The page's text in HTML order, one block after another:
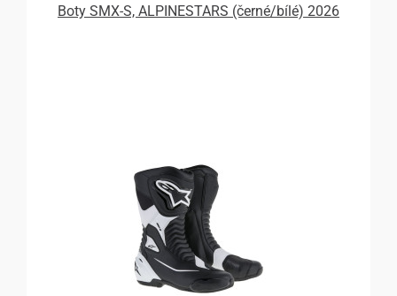
Boty SMX-S, ALPINESTARS (černé/bílé) 2026